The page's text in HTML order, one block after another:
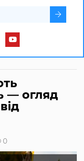
— огляд
0